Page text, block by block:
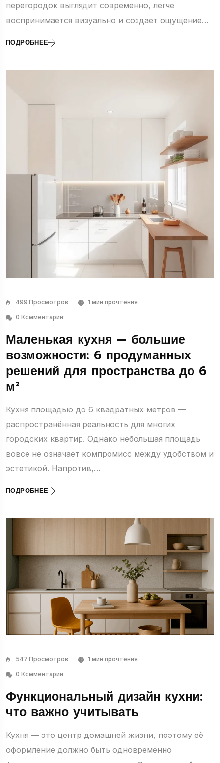
перегородок выглядит современно, легче
воспринимается визуально и создает ощущение…
ПОДРОБНЕЕ
499 Просмотров
1 мин прочтения
0 Комментарии
Маленькая кухня — большие
возможности: 6 продуманных
решений для пространства до 6
м²
Кухня площадью до 6 квадратных метров —
распространённая реальность для многих
городских квартир. Однако небольшая площадь
вовсе не означает компромисс между удобством и
эстетикой. Напротив,…
ПОДРОБНЕЕ
547 Просмотров
1 мин прочтения
0 Комментарии
Функциональный дизайн кухни:
что важно учитывать
Кухня — это центр домашней жизни, поэтому её
оформление должно быть одновременно